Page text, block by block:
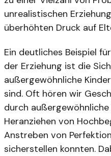
unrealistischen
überhöhten Druck auf
Ein deutliches Beispiel
der Erziehung ist die
außergewöhnliche
sind. Oft hören wir
durch
Heranziehen von
Anstreben von
sicherstellen konnten.